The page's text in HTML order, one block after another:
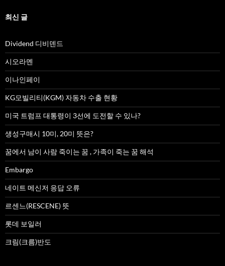
최신 글
Dividend 디비덴드
시오라멘
이나인페이
KG모빌리티(KGM) 자동차 수출 현황
미국 트럼프 대통령이 3선에 도전할 수 있나?
생성구매시 10미, 20미 뜻은?
꿈에서 남이 사람 죽이는 꿈 , 가족이 죽는 꿈 해석
Embargo
네이트 메신저 응답 오류
르센느(RESCENE) 뜻
롯데 보일러
크림(크름)반도